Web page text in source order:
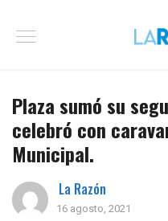
Plaza sumó su
celebró con
Municipal.
La Razón
16 agosto, 2021